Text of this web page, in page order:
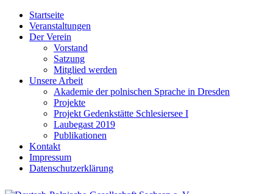
Startseite
Veranstaltungen
Der Verein
Vorstand
Satzung
Mitglied werden
Unsere Arbeit
Akademie der polnischen Sprache in Dresden
Projekte
Projekt Gedenkstätte Schlesiersee I
Laubegast 2019
Publikationen
Kontakt
Impressum
Datenschutzerklärung